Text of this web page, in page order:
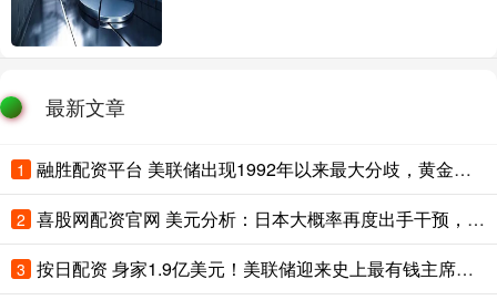
最新文章
1 融胜配资平台 美联储出现1992年以来最大分歧，黄金短期面临压力
2 喜股网配资官网 美元分析：日本大概率再度出手干预，美元短线承压但下行空间有限
3 按日配资 身家1.9亿美元！美联储迎来史上最有钱主席，“不降息”预期可能拖垮黄金